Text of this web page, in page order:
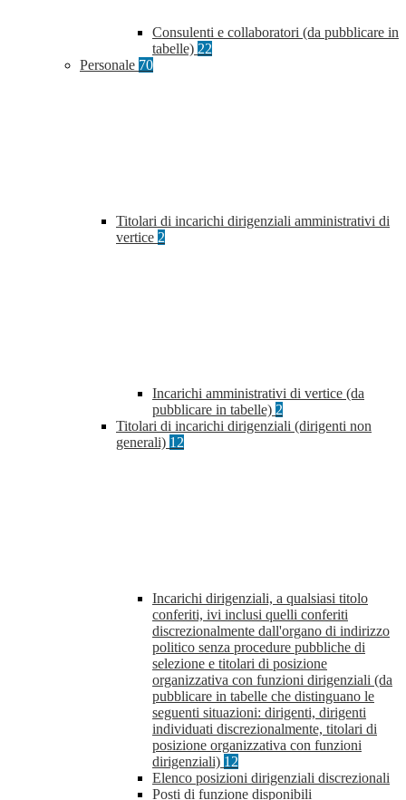
Consulenti e collaboratori (da pubblicare in
tabelle) 22
Personale 70
Titolari di incarichi dirigenziali amministrativi di
vertice 2
Incarichi amministrativi di vertice (da
pubblicare in tabelle) 2
Titolari di incarichi dirigenziali (dirigenti non
generali) 12
Incarichi dirigenziali, a qualsiasi titolo
conferiti, ivi inclusi quelli conferiti
discrezionalmente dall'organo di indirizzo
politico senza procedure pubbliche di
selezione e titolari di posizione
organizzativa con funzioni dirigenziali (da
pubblicare in tabelle che distinguano le
seguenti situazioni: dirigenti, dirigenti
individuati discrezionalmente, titolari di
posizione organizzativa con funzioni
dirigenziali) 12
Elenco posizioni dirigenziali discrezionali
Posti di funzione disponibili